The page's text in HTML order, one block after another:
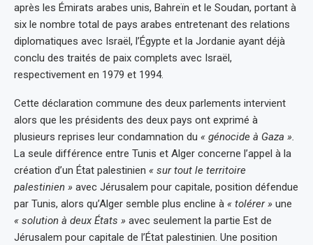
après les Émirats arabes unis, Bahreïn et le Soudan, portant à
six le nombre total de pays arabes entretenant des relations
diplomatiques avec Israël, l’Égypte et la Jordanie ayant déjà
conclu des traités de paix complets avec Israël,
respectivement en 1979 et 1994.
Cette déclaration commune des deux parlements intervient
alors que les présidents des deux pays ont exprimé à
plusieurs reprises leur condamnation du « génocide à Gaza ».
La seule différence entre Tunis et Alger concerne l’appel à la
création d’un État palestinien « sur tout le territoire
palestinien » avec Jérusalem pour capitale, position défendue
par Tunis, alors qu’Alger semble plus encline à « tolérer » une
« solution à deux États » avec seulement la partie Est de
Jérusalem pour capitale de l’État palestinien. Une position